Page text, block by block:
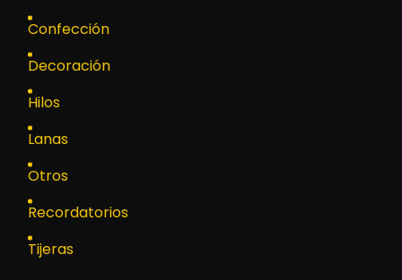
Confección
Decoración
Hilos
Lanas
Otros
Recordatorios
Tijeras